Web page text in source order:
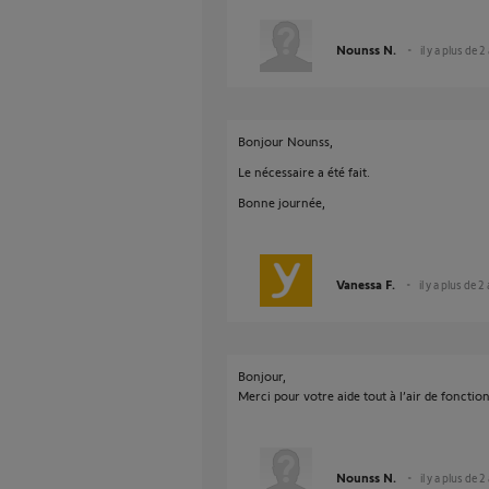
Nounss N. il y a plus de 2
Bonjour Nounss,
Le nécessaire a été fait.
Bonne journée,
Vanessa F. il y a plus de 2
Bonjour,
Merci pour votre aide tout à l’air de
Nounss N. il y a plus de 2